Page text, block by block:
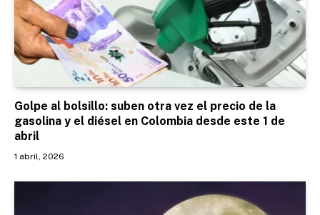
Golpe al bolsillo: suben otra vez el precio de la
gasolina y el diésel en Colombia desde este 1 de
abril
1 abril, 2026